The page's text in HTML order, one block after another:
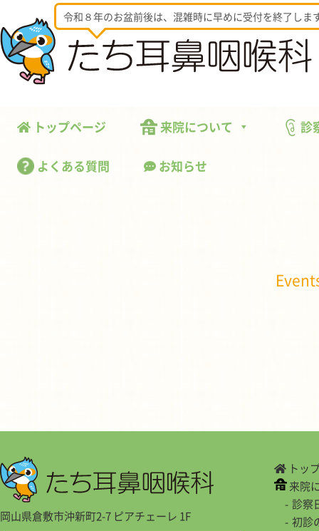
令和８年のお盆前後は、混雑時に早めに受付を終了しま
トップページ 来院について 診
よくある質問 お知らせ
岡山県倉敷市沖新町2-7 ピアチェーレ 1F
トッ
来院
診察
初診